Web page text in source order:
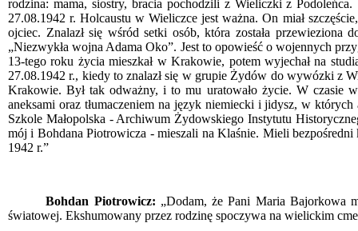
rodzina: mama, siostry, bracia pochodzili z Wieliczki z
27.08.1942 r. Holcaustu w Wieliczce jest ważna. On miał
ojciec. Znalazł się wśród setki osób, która została
„Niezwykła wojna Adama Oko”. Jest to opowieść o wojennych
13-tego roku życia mieszkał w Krakowie, potem wyjechał na
27.08.1942 r., kiedy to znalazł się w grupie Żydów do wywózki z
Krakowie. Był tak odważny, i to mu uratowało życie. W czasie
aneksami oraz tłumaczeniem na język niemiecki i jidysz, w
Szkole Małopolska - Archiwum Żydowskiego Instytutu
mój i Bohdana Piotrowicza - mieszali na Klaśnie. Mieli
1942 r.”
Bohdan Piotrowicz: „Dodam, że Pani Maria Bajorkowa
światowej. Ekshumowany przez rodzinę spoczywa na wielickim